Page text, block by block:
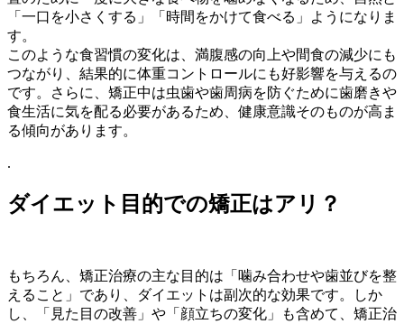
「一口を小さくする」「時間をかけて食べる」ようになりま
す。
このような食習慣の変化は、満腹感の向上や間食の減少にも
つながり、結果的に体重コントロールにも好影響を与えるの
です。さらに、矯正中は虫歯や歯周病を防ぐために歯磨きや
食生活に気を配る必要があるため、健康意識そのものが高ま
る傾向があります。
.
ダイエット目的での矯正はアリ？
もちろん、矯正治療の主な目的は「噛み合わせや歯並びを整
えること」であり、ダイエットは副次的な効果です。しか
し、「見た目の改善」や「顔立ちの変化」も含めて、矯正治